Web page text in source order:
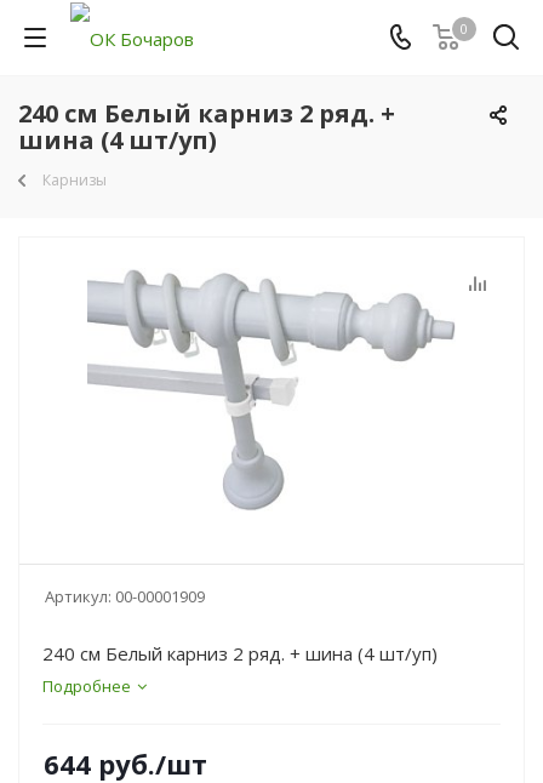
0
240 см Белый карниз 2 ряд. +
шина (4 шт/уп)
Карнизы
Артикул: 00-00001909
240 см Белый карниз 2 ряд. + шина (4 шт/уп)
Подробнее
644 руб./шт